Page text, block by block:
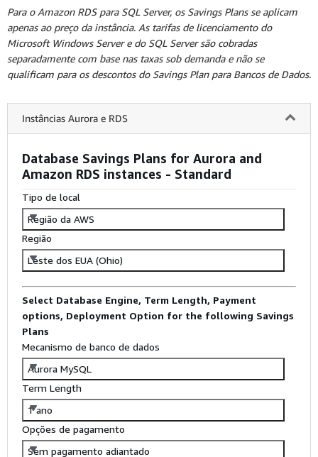
Para o Amazon RDS para SQL Server, os Savings Plans se aplicam
apenas ao preço da instância. As tarifas de licenciamento do
Microsoft Windows Server e do SQL Server são cobradas
separadamente com base nas taxas sob demanda e não se
qualificam para os descontos do Savings Plan para Bancos de Dados.
Instâncias Aurora e RDS